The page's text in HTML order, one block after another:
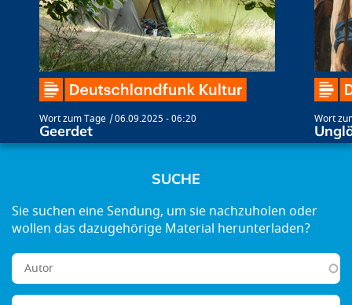
Wort zum Tage 06.09.2025 - 06:20
Geerdet
Wort
SUCHE